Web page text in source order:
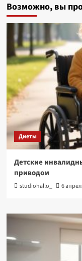
Возможно, вы
Диеты
Детские
приводом
studiohallo_ 6